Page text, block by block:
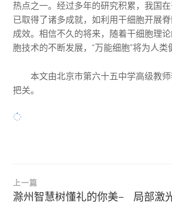
热点之一。经过多年的研究积累，我国
已取得了诸多成就，如利用干细胞开展
成效。相信不久的将来，随着干细胞理
胞技术的不断发展，“万能细胞”将为人类
本文由北京市第六十五中学高级教师
把关。
文
章
上一篇
滁州智慧树懂礼的你美–
局部激